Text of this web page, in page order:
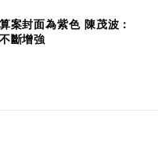
案封面為紫色 陳茂波：
斷增強